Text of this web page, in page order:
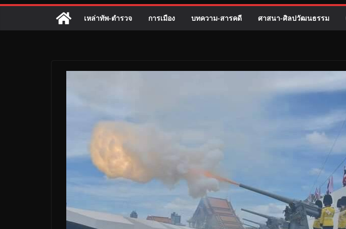
เหล่าทัพ-ตำรวจ การเมือง บทความ-สารคดี ศาสนา-ศิลปวัฒนธรรม